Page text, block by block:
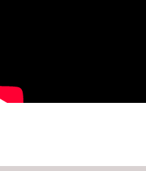
Únete A